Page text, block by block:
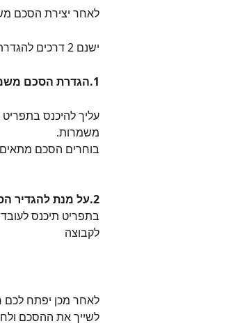
לאחר יצירת הסכם
ישנם 2 דרכים להגדרת הסכם משמרות לעובדים:
1.הגדרת הסכם משמרות לעובד אחד:
עליך להיכנס
משמרות.
בוחרים הסכם מתאים
2.על מנת להגדיר הסכם משמרות לכמה עובדים בפעם אחת פעל כך:
בתפריט תיכנס
לקבוצה
לאחר מכן יפתח לכם
לשייך את ההסכם